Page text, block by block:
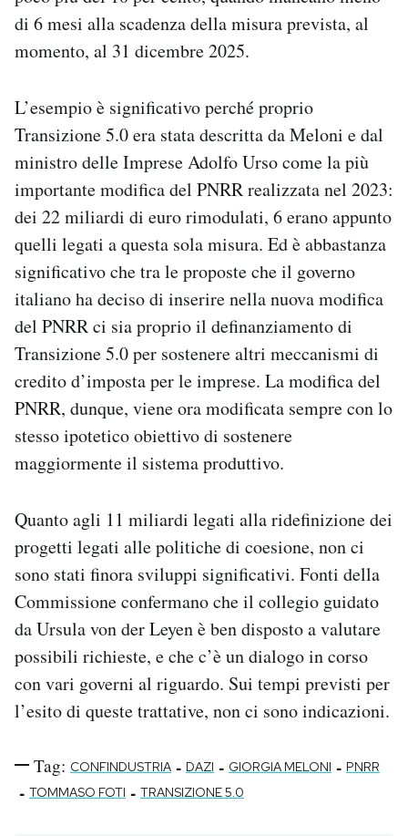
di 6 mesi alla scadenza della misura prevista, al
momento, al 31 dicembre 2025.
L’esempio è significativo perché proprio
Transizione 5.0 era stata descritta da Meloni e dal
ministro delle Imprese Adolfo Urso come la più
importante modifica del PNRR realizzata nel 2023:
dei 22 miliardi di euro rimodulati, 6 erano appunto
quelli legati a questa sola misura. Ed è abbastanza
significativo che tra le proposte che il governo
italiano ha deciso di inserire nella nuova modifica
del PNRR ci sia proprio il definanziamento di
Transizione 5.0 per sostenere altri meccanismi di
credito d’imposta per le imprese. La modifica del
PNRR, dunque, viene ora modificata sempre con lo
stesso ipotetico obiettivo di sostenere
maggiormente il sistema produttivo.
Quanto agli 11 miliardi legati alla ridefinizione dei
progetti legati alle politiche di coesione, non ci
sono stati finora sviluppi significativi. Fonti della
Commissione confermano che il collegio guidato
da Ursula von der Leyen è ben disposto a valutare
possibili richieste, e che c’è un dialogo in corso
con vari governi al riguardo. Sui tempi previsti per
l’esito di queste trattative, non ci sono indicazioni.
Tag: CONFINDUSTRIA - DAZI - GIORGIA MELONI - PNRR
- TOMMASO FOTI - TRANSIZIONE 5.0